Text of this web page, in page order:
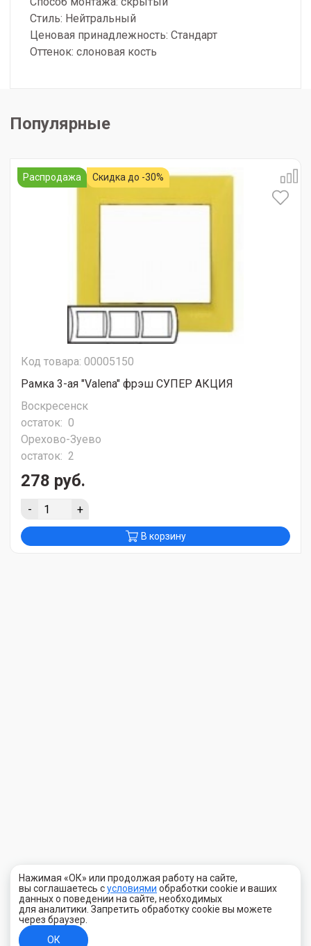
Стиль: Нейтральный
Ценовая принадлежность: Стандарт
Оттенок: слоновая кость
Популярные
Распродажа Скидка до -30%
Код товара: 00005150
Рамка 3-ая "Valena" фрэш СУПЕР АКЦИЯ
Воскресенск
остаток: 0
Орехово-Зуево
остаток: 2
278 руб.
- +
В корзину
Нажимая «ОК» или продолжая работу на сайте,
вы соглашаетесь сусловиями обработки cookie и ваших
данных о поведении на сайте, необходимых
для аналитики. Запретить обработку cookie вы можете
через браузер.
ОК